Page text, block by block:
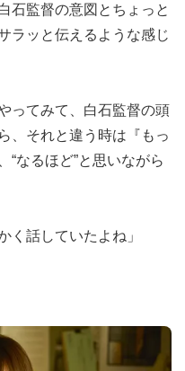
石監督の意図とちょっと
ラッと伝えるような感じ
ってみて、白石監督の頭
、それと違う時は『もっ
“なるほど”と思いながら
く話していたよね」